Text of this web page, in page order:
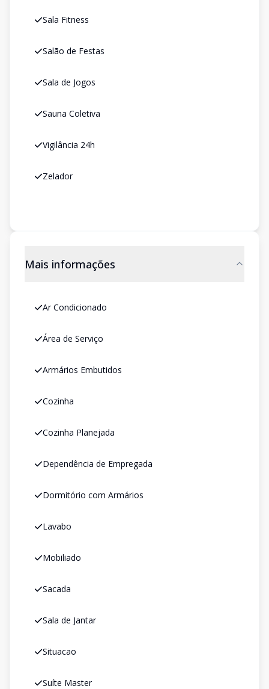
Sala Fitness
Salão de Festas
Sala de Jogos
Sauna Coletiva
Vigilância 24h
Zelador
Mais informações
Ar Condicionado
Área de Serviço
Armários Embutidos
Cozinha
Cozinha Planejada
Dependência de Empregada
Dormitório com Armários
Lavabo
Mobiliado
Sacada
Sala de Jantar
Situacao
Suíte Master